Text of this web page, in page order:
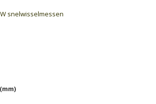
snelwisselmessen